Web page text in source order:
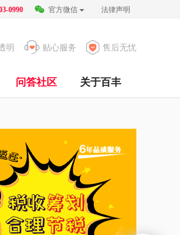
0990 官方微信 法律声明
售后无忧
贴心服务
明
问答社区 关于百丰